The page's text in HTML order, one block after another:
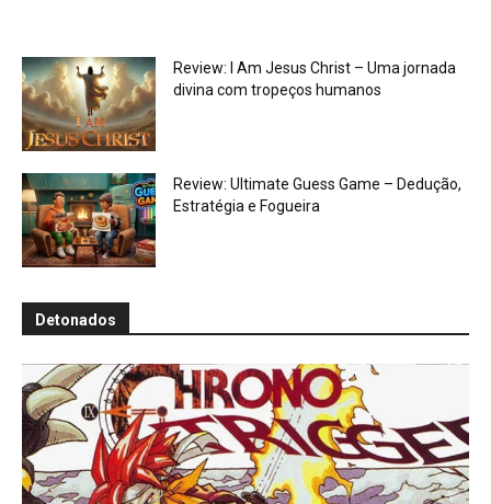
Review: I Am Jesus Christ – Uma jornada
divina com tropeços humanos
Review: Ultimate Guess Game – Dedução,
Estratégia e Fogueira
Detonados